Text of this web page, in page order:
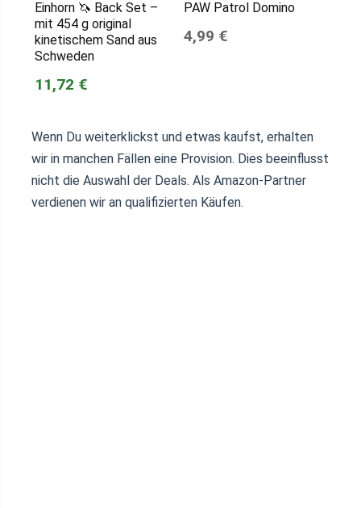
Einhorn 🦄 Back Set –
mit 454 g original
kinetischem Sand aus
Schweden
11,72 €
PAW Patrol Domino
4,99 €
Wenn Du weiterklickst und etwas kaufst, erhalten
wir in manchen Fällen eine Provision. Dies beeinflusst
nicht die Auswahl der Deals. Als Amazon-Partner
verdienen wir an qualifizierten Käufen.